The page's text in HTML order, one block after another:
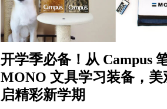
开学季必备！从 Campus
MONO 文具学习装备，美
启精彩新学期